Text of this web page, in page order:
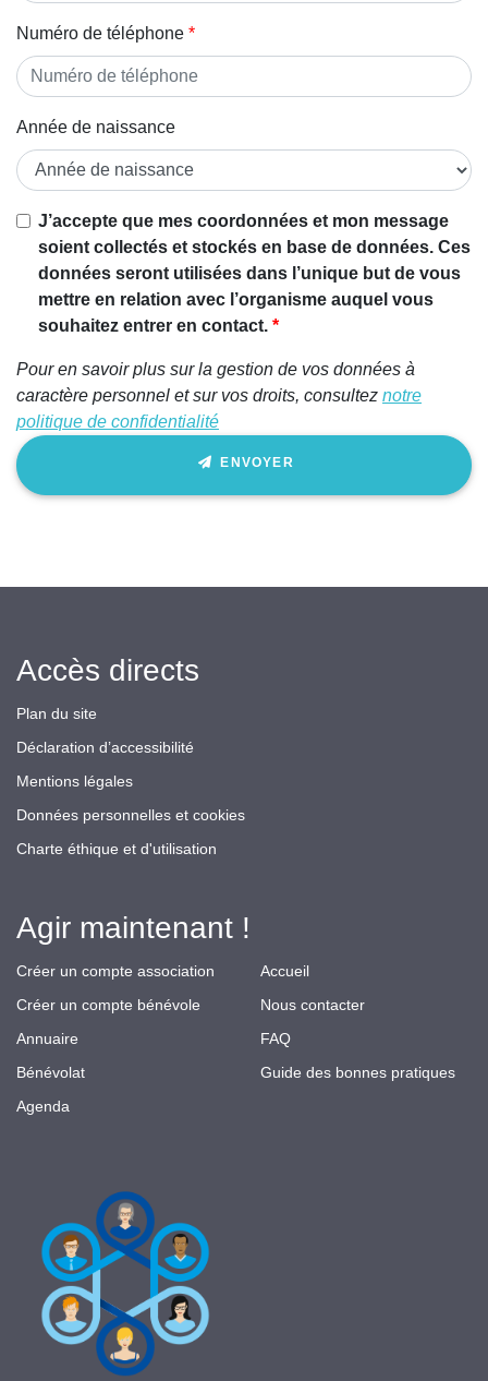
Numéro de téléphone
Année de naissance
Si vous
êtes un
être
humain,
ignorez
champ
J’accepte que mes coordonnées et mon message
soient collectés et stockés en base de données. Ces
données seront utilisées dans l’unique but de vous
mettre en relation avec l’organisme auquel vous
souhaitez entrer en contact.
Pour en savoir plus sur la gestion de vos données à
caractère personnel et sur vos droits, consultez notre
politique de confidentialité
ENVOYER
Accès directs
Plan du site
Déclaration d’accessibilité
Mentions légales
Données personnelles et cookies
Charte éthique et d'utilisation
Agir maintenant !
Créer un compte association
Créer un compte bénévole
Annuaire
Bénévolat
Agenda
Accueil
Nous contacter
FAQ
Guide des bonnes pratiques